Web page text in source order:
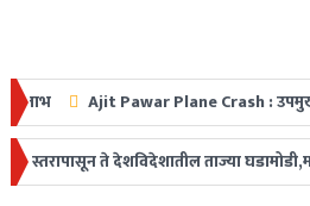
Ajit Pawar Plane Crash : उपमुख्यमंत्री अजित
देशविदेशातील ताज्या